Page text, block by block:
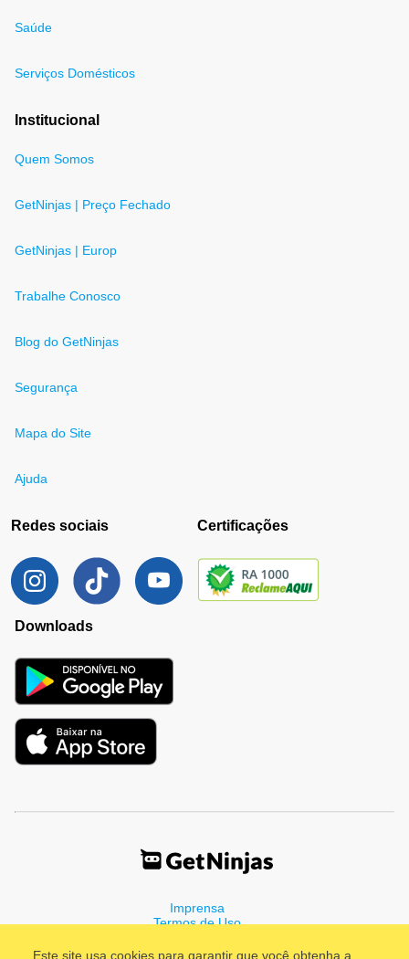
Este site usa cookies para garantir que você obtenha a
Saúde
Serviços Domésticos
Institucional
Quem Somos
GetNinjas | Preço Fechado
GetNinjas | Europ
Trabalhe Conosco
Blog do GetNinjas
Segurança
Mapa do Site
Ajuda
Redes sociais Certificações
Downloads
Imprensa
Termos de Uso